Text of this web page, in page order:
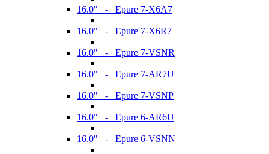
16.0" - Epure 7-X6A7
16.0" - Epure 7-X6R7
16.0" - Epure 7-VSNR
16.0" - Epure 7-AR7U
16.0" - Epure 7-VSNP
16.0" - Epure 6-AR6U
16.0" - Epure 6-VSNN